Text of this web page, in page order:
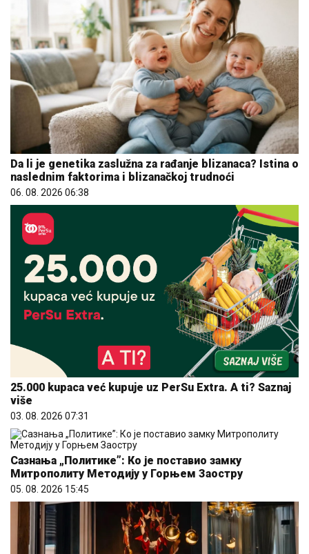
Da li je genetika zaslužna za rađanje blizanaca? Istina o
naslednim faktorima i blizanačkoj trudnoći
06. 08. 2026 06:38
25.000 kupaca već kupuje uz PerSu Extra. A ti? Saznaj
više
03. 08. 2026 07:31
Сазнања „Политике”: Ко је поставио замку
Митрополиту Методију у Горњем Заостру
05. 08. 2026 15:45